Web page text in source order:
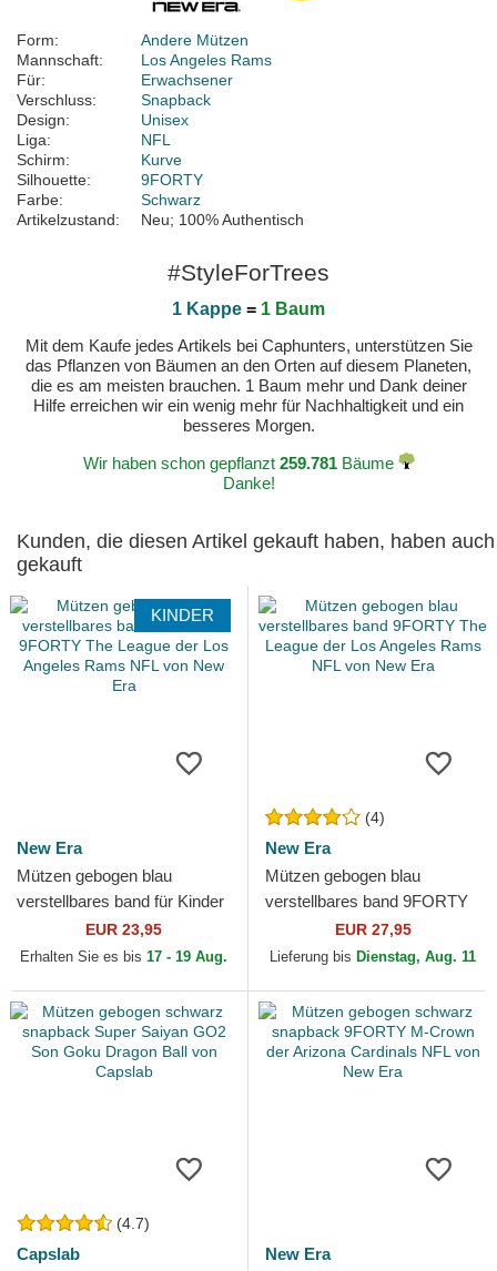
Form:
Andere Mützen
Mannschaft:
Los Angeles Rams
Für:
Erwachsener
Verschluss:
Snapback
Design:
Unisex
Liga:
NFL
Schirm:
Kurve
Silhouette:
9FORTY
Farbe:
Schwarz
Artikelzustand:
Neu; 100% Authentisch
#StyleForTrees
1 Kappe = 1 Baum
Mit dem Kaufe jedes Artikels bei Caphunters, unterstützen Sie
das Pflanzen von Bäumen an den Orten auf diesem Planeten,
die es am meisten brauchen. 1 Baum mehr und Dank deiner
Hilfe erreichen wir ein wenig mehr für Nachhaltigkeit und ein
besseres Morgen.
Wir haben schon gepflanzt 259.781Bäume
Danke!
Kunden, die diesen Artikel gekauft haben, haben auch
gekauft
KINDER
New Era
Mützen gebogen blau
verstellbares band für Kinder
9FORTY The League der Los
Angeles Rams NFL von...
EUR 23,95
Erhalten Sie es bis 17 - 19 Aug.
(4)
New Era
Mützen gebogen blau
verstellbares band 9FORTY
The League der Los Angeles
Rams NFL von New Era
EUR 27,95
Lieferung bis Dienstag, Aug. 11
(4.7)
Capslab
New Era